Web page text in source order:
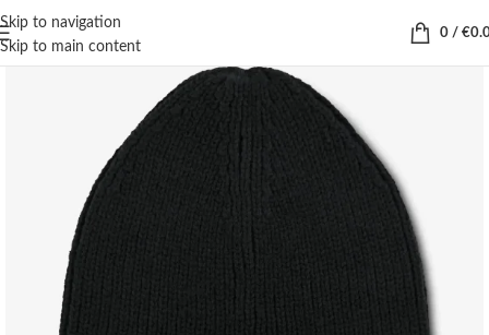
Skip to navigation
Skip to main content
0 / €